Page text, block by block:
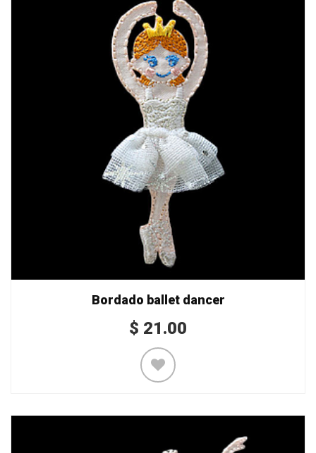
Bordado ballet dancer
$ 21.00